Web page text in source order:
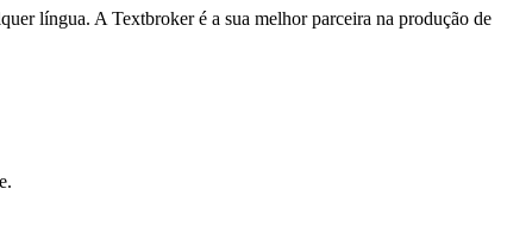
língua. A Textbroker é a sua melhor parceira na produção de